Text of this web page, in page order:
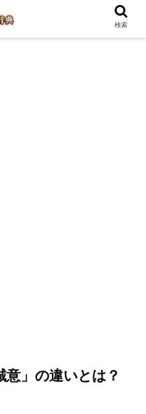
意」の違いとは？
検索